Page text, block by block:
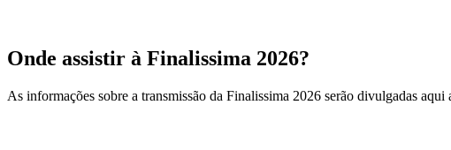
Onde assistir à Finalissima 2026?
As informações sobre a transmissão da Finalissima 2026 serão divulgadas aqui